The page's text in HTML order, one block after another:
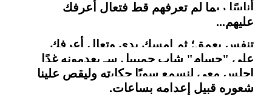
أناسًا ربما لم تعرفهم قط فتعال أعرفك
عليهم...
تنفس بعمق؛ ثم امسك يدي وتعال أعرفك
على "حسام" شاب جميييل سـ يعدمونه غدًا
اجلس معي لنسمع سويًا حكايته وليقص علينا
شعوره قبيل إعدامه بساعات.